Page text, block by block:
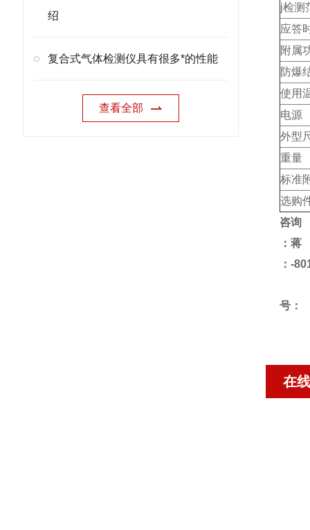
绍
复合式气体检测仪具有很多*的性能
查看全部
j检测
应答
附属
防爆
使用
电源
外型
重量
标准
选购
咨询
：蒋
号：
在